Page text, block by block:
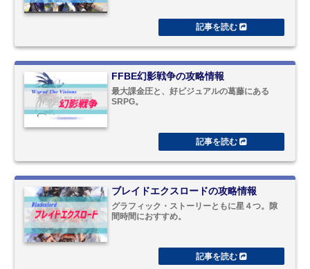
FFBE幻影戦争の攻略情報
最大課金圧と、好ビジュアルの葛藤にある
SRPG。
ブレイドエクスロードの攻略情報
グラフィック・ストーリーともに星４つ。隙
間時間におすすめ。